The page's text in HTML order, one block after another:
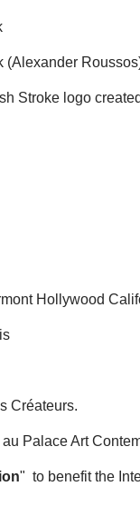
Stroke logo
Hollywood
Créateurs.
Palace Art
" to benefit the